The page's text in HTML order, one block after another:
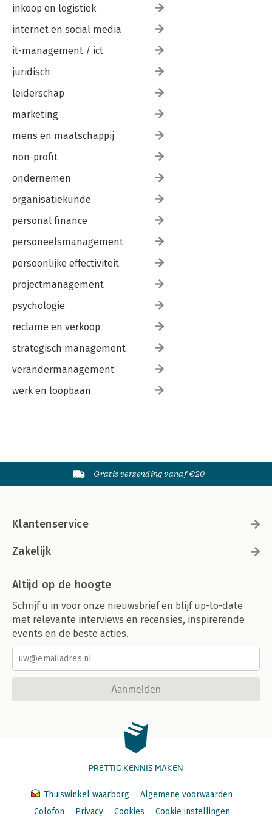
DUURZAAM SUCCES 190
12.1 Hoe herken je de fase van duurzaam succes? 196
12.3 Hulpbronnen bij de fase van duurzaam succes 199
Een nieuw avontuur 205
Dankwoord 209
Theoretisch naslagwerk 211
Bronvermelding 222
inkoop en logistiek
internet en social media
it-management / ict
juridisch
leiderschap
marketing
mens en maatschappij
non-profit
ondernemen
organisatiekunde
personal finance
personeelsmanagement
persoonlijke effectiviteit
projectmanagement
psychologie
reclame en verkoop
strategisch management
verandermanagement
werk en loopbaan
Gratis verzending vanaf €20
Klantenservice
Zakelijk
Altijd op de hoogte
Schrijf u in voor onze nieuwsbrief en blijf up-to-date
met relevante interviews en recensies, inspirerende
events en de beste acties.
Aanmelden
PRETTIG KENNIS MAKEN
Thuiswinkel waarborg
Algemene voorwaarden
Colofon
Privacy Cookies Cookie instellingen